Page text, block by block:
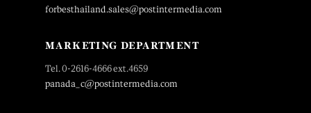
forbesthailand.sales@postintermedia.com
MARKETING DEPARTMENT
Tel. 0-2616-4666 ext.4659
panada_c@postintermedia.com